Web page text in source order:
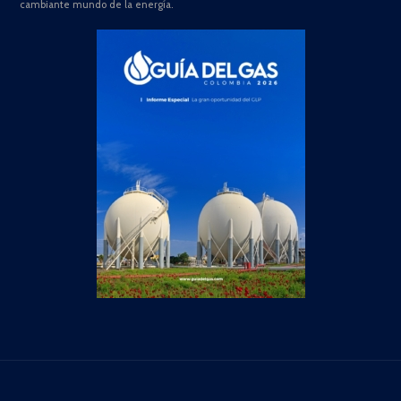
cambiante mundo de la energía.